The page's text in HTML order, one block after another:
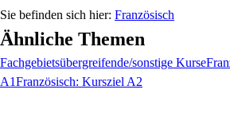
Französisch
Ähnliche Themen
Fachgebietsübergreifende/sonstige Kurse
A1Französisch: Kursziel A2